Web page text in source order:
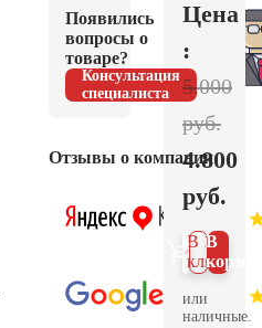
Появились
вопросы о
товаре?
Консультация
специалиста
Отзывы о компании
Цена
:
5.000
руб.
4.800
руб.
В
В 1
клик
или
наличные.